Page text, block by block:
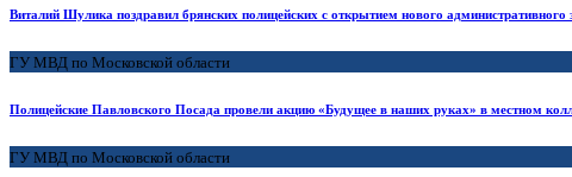
Виталий Шулика поздравил брянских полицейских с открытием нового административного
ГУ МВД по Московской области
Полицейские Павловского Посада провели акцию «Будущее в наших руках» в местном
ГУ МВД по Московской области